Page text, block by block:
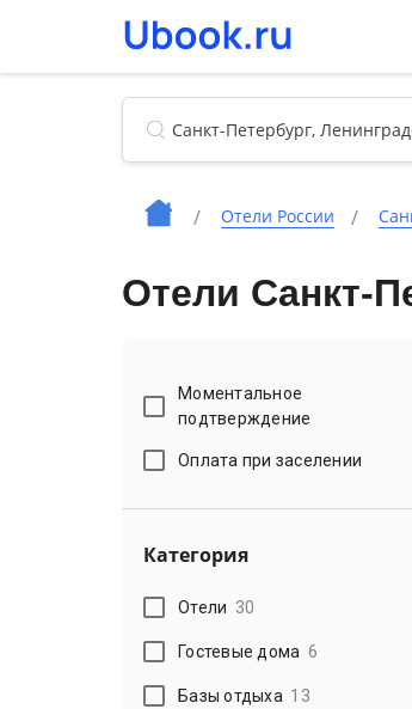
Отели России
Отели Санкт-
Моментальное
подтверждение
Оплата при заселении
Категория
Отели 30
Гостевые дома 6
Базы отдыха 13